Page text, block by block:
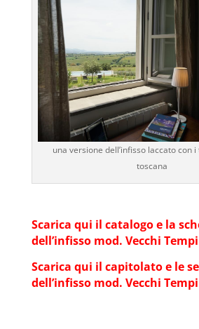
una versione dell’infisso laccato con
toscana
Scarica qui il catalogo e la
dell’infisso mod. Vecchi Tempi
Scarica qui il capitolato e le
dell’infisso mod. Vecchi Tempi